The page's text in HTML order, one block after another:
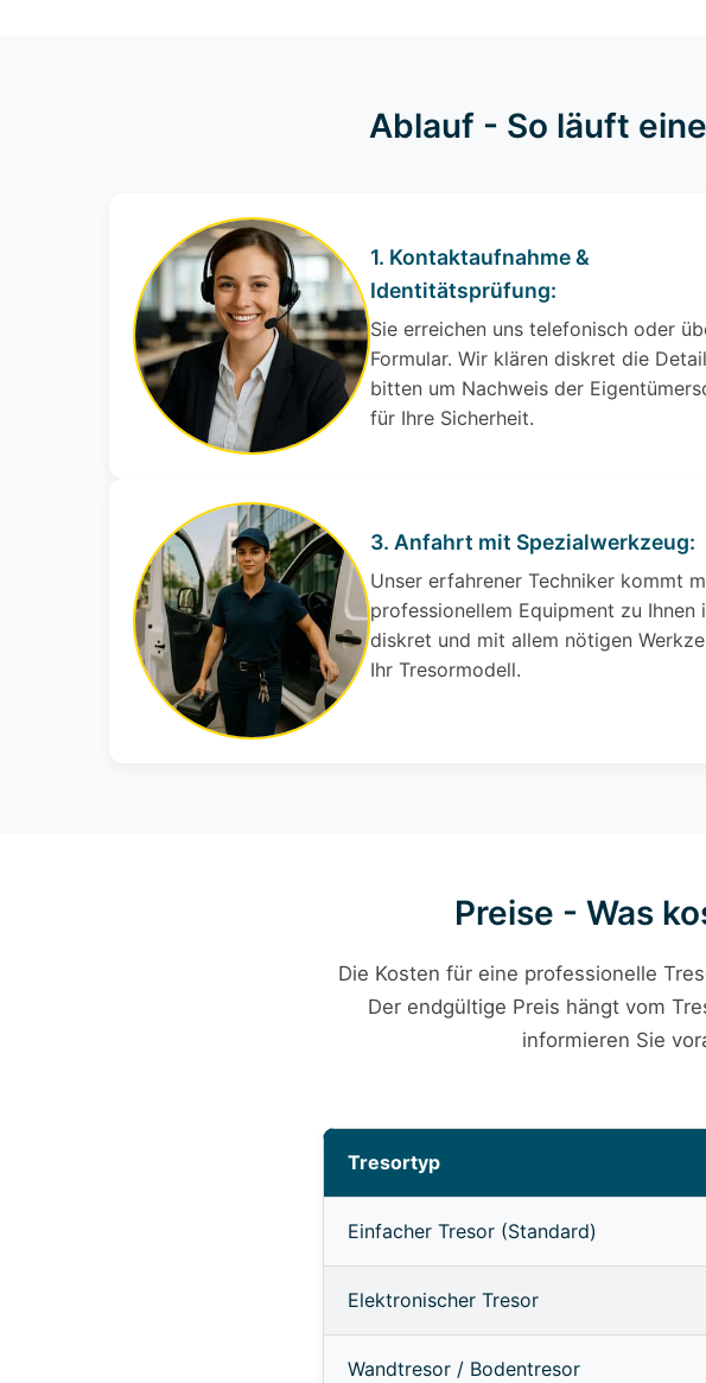
Ablauf - So läuft
1. Kontaktaufnahme &
Identitätsprüfung:
Sie erreichen uns telefonisch oder
Formular. Wir klären diskret die
bitten um Nachweis der
für Ihre Sicherheit.
3. Anfahrt mit Spezialwerkzeug:
Unser erfahrener Techniker kommt
professionellem Equipment zu Ihnen
diskret und mit allem nötigen
Ihr Tresormodell.
Preise - Was
Die Kosten für eine professionelle
Der endgültige Preis hängt vom
informieren Sie
Tresortyp
Einfacher Tresor (Standard)
Elektronischer Tresor
Wandtresor / Bodentresor